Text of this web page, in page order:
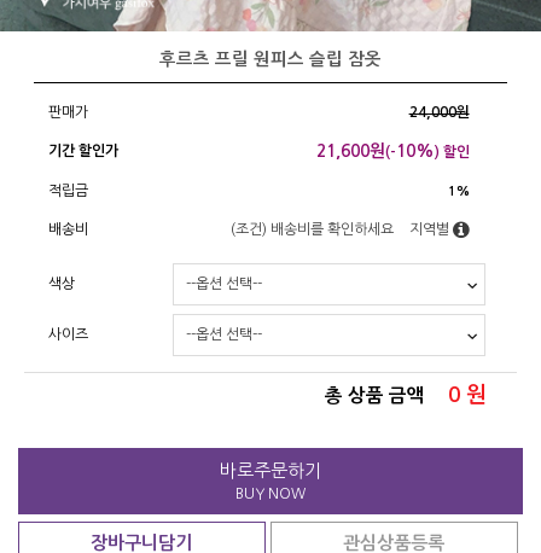
후르츠 프릴 원피스 슬립 잠옷
판매가 24,000원
기간 할인가 21,600원(- 10%) 할인
적립금 1%
배송비 (조건) 배송비를 확인하세요 지역별
색상
사이즈
총 상품 금액 0 원
바로주문하기
BUY NOW
장바구니담기 관심상품등록